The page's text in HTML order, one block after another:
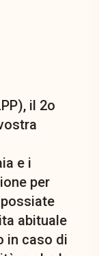
il 2o
e i
per
abituale
in caso di